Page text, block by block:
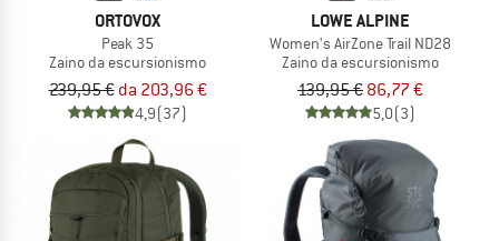
ORTOVOX
Peak 35
Zaino da escursionismo
239,95 € da 203,96 €
4,9(37)
LOWE ALPINE
Women's AirZone Trail ND28
Zaino da escursionismo
139,95 € 86,77 €
5,0(3)